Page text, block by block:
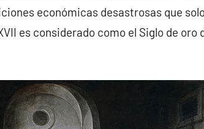
económicas desastrosas que
es considerado como el Siglo de oro